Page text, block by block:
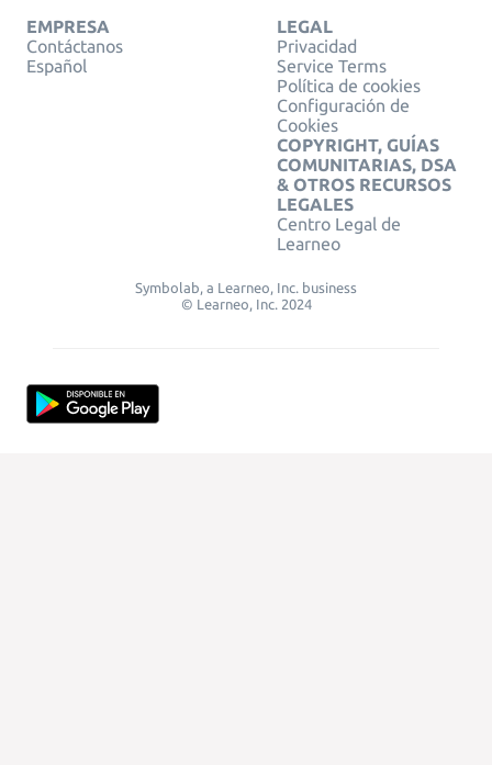
EMPRESA
Contáctanos
Español
LEGAL
Privacidad
Service Terms
Política de cookies
Configuración de
Cookies
COPYRIGHT, GUÍAS
COMUNITARIAS, DSA
& OTROS RECURSOS
LEGALES
Centro Legal de
Learneo
Symbolab, a Learneo, Inc. business
© Learneo, Inc. 2024